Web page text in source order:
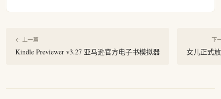
← 上一篇
Kindle Previewer v3.27 亚马逊官方电子书模拟器
下
女儿正式